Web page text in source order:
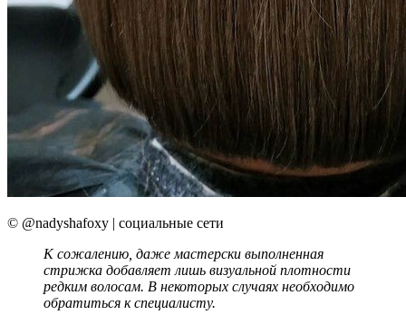
© @nadyshafoxy | социальные сети
К сожалению, даже мастерски выполненная
стрижка добавляет лишь визуальной плотности
редким волосам. В некоторых случаях необходимо
обратиться к специалисту.